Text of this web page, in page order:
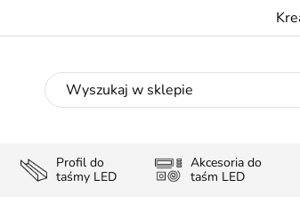
Profil do
taśmy LED
Akcesoria do
taśm LED